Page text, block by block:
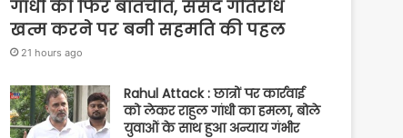
गांधी की फिर बातचीत, संसद गतिरोध
खत्म करने पर बनी सहमति की पहल
21 hours ago
Rahul Attack : छात्रों पर कार्रवाई
को लेकर राहुल गांधी का हमला, बोले
युवाओं के साथ हुआ अन्याय गंभीर